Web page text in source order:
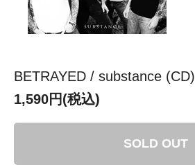
BETRAYED / substance (CD)
1,590円(税込)
SOLD OUT